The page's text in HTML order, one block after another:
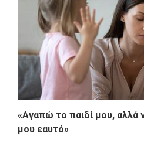
«Αγαπώ το παιδί μου, αλλά
μου εαυτό»